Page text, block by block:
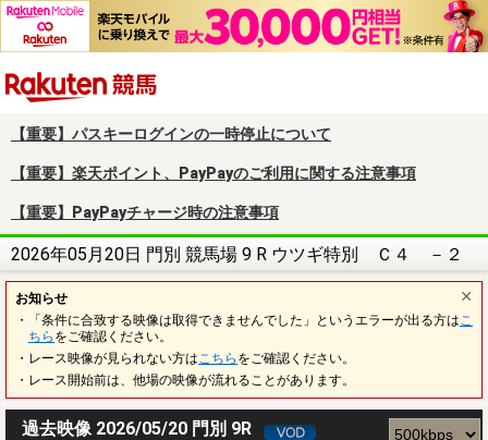
【重要】パスキーログインの一時停止について
【重要】楽天ポイント、PayPayのご利用に関する注意事項
【重要】PayPayチャージ時の注意事項
2026年05月20日 門別 競馬場 9 R ウツギ特別 Ｃ４ －２
お知らせ
・「条件に合致する映像は取得できませんでした」というエラーが出る方は こ
ちら をご確認ください。
・レース映像が見られない方は こちら をご確認ください。
・レース開始前は、他場の映像が流れることがあります。
過去映像 2026/05/20 門別 9R